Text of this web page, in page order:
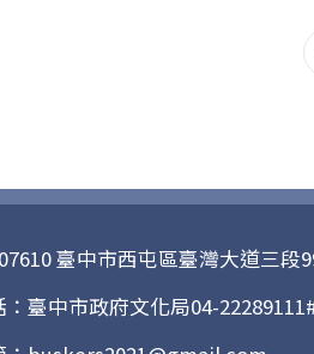
臺中市西屯區臺灣大道三段
臺中市政府文化局04-